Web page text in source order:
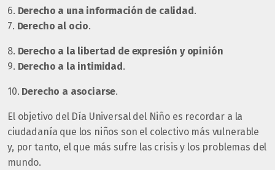
6. Derecho a una información de calidad.
7. Derecho al ocio.
8. Derecho a la libertad de expresión y opinión
9. Derecho a la intimidad.
10. Derecho a asociarse.
El objetivo del Día Universal del Niño es recordar a la
ciudadanía que los niños son el colectivo más vulnerable
y, por tanto, el que más sufre las crisis y los problemas del
mundo.